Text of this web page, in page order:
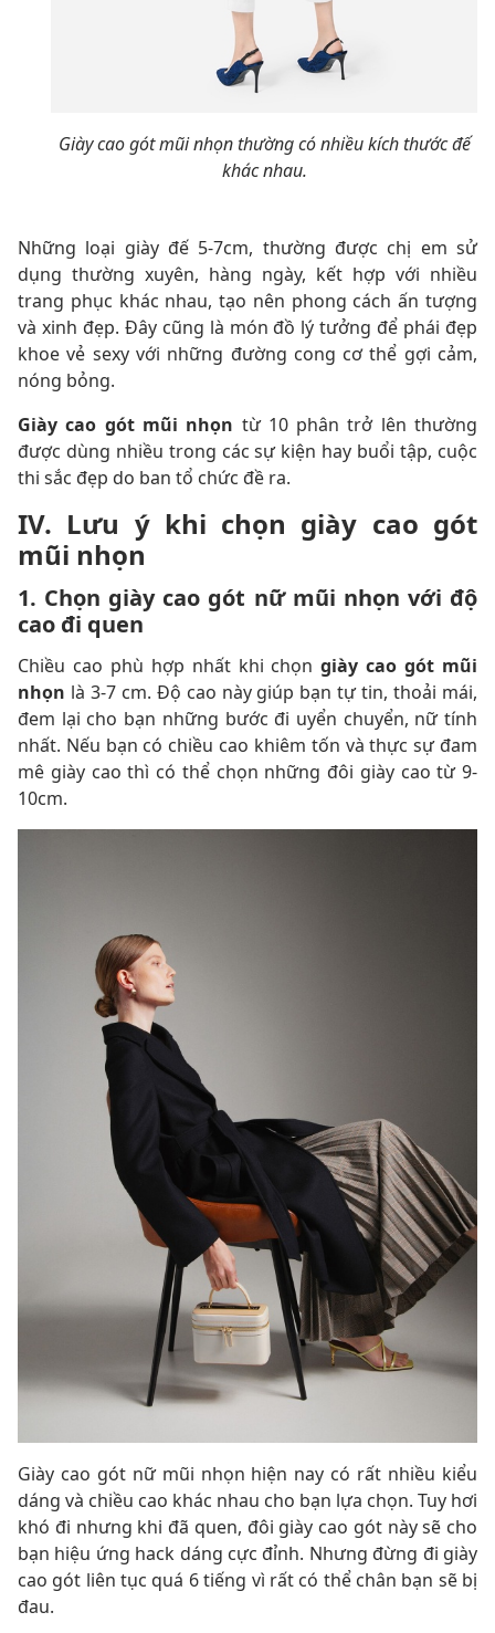
Giày cao gót mũi nhọn thường có nhiều kích thước đế
khác nhau.
Những loại giày đế 5-7cm, thường được chị em sử
dụng thường xuyên, hàng ngày, kết hợp với nhiều
trang phục khác nhau, tạo nên phong cách ấn tượng
và xinh đẹp. Đây cũng là món đồ lý tưởng để phái đẹp
khoe vẻ sexy với những đường cong cơ thể gợi cảm,
nóng bỏng.
Giày cao gót mũi nhọn từ 10 phân trở lên thường
được dùng nhiều trong các sự kiện hay buổi tập, cuộc
thi sắc đẹp do ban tổ chức đề ra.
IV. Lưu ý khi chọn giày cao gót
mũi nhọn
1. Chọn giày cao gót nữ mũi nhọn với độ
cao đi quen
Chiều cao phù hợp nhất khi chọngiày cao gót mũi
nhọn là 3-7 cm. Độ cao này giúp bạn tự tin, thoải mái,
đem lại cho bạn những bước đi uyển chuyển, nữ tính
nhất. Nếu bạn có chiều cao khiêm tốn và thực sự đam
mê giày cao thì có thể chọn những đôi giày cao từ 9-
10cm.
Giày cao gót nữ mũi nhọn hiện nay có rất nhiều kiểu
dáng và chiều cao khác nhau cho bạn lựa chọn. Tuy hơi
khó đi nhưng khi đã quen, đôi giày cao gót này sẽ cho
bạn hiệu ứng hack dáng cực đỉnh. Nhưng đừng đi giày
cao gót liên tục quá 6 tiếng vì rất có thể chân bạn sẽ bị
đau.